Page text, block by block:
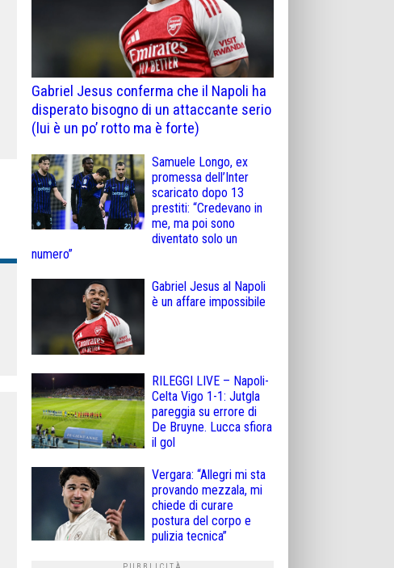
Gabriel Jesus conferma che il Napoli ha
disperato bisogno di un attaccante serio
(lui è un po’ rotto ma è forte)
Samuele Longo, ex
promessa dell’Inter
scaricato dopo 13
prestiti: “Credevano in
me, ma poi sono
diventato solo un
numero”
Gabriel Jesus al Napoli
è un affare impossibile
RILEGGI LIVE – Napoli-
Celta Vigo 1-1: Jutgla
pareggia su errore di
De Bruyne. Lucca sfiora
il gol
Vergara: “Allegri mi sta
provando mezzala, mi
chiede di curare
postura del corpo e
pulizia tecnica”